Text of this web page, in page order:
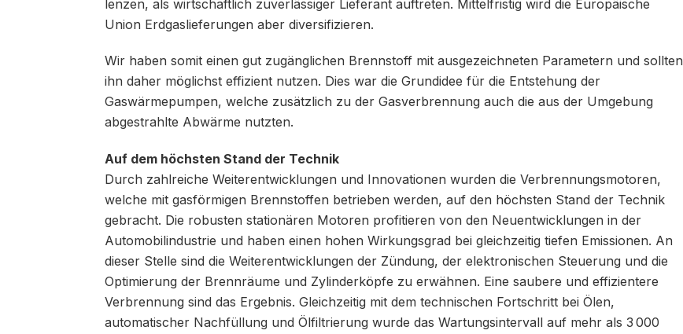
lenzen, als wirtschaftlich zuverlässiger Lieferant auftreten. Mittelfristig wird die Europäische
Union Erdgaslieferungen aber diversifizieren.
Wir haben somit einen gut zugänglichen Brennstoff mit ausgezeichneten Parametern und sollten
ihn daher möglichst effizient nutzen. Dies war die Grundidee für die Entstehung der
Gaswärmepumpen, welche zusätzlich zu der Gasverbrennung auch die aus der Umgebung
abgestrahlte Abwärme nutzten.
Auf dem höchsten Stand der Technik
Durch zahlreiche Weiterentwicklungen und Innovationen wurden die Verbrennungsmotoren,
welche mit gasförmigen Brennstoffen betrieben werden, auf den höchsten Stand der Technik
gebracht. Die robusten stationären Motoren profitieren von den Neuentwicklungen in der
Automobilindustrie und haben einen hohen Wirkungsgrad bei gleichzeitig tiefen Emissionen. An
dieser Stelle sind die Weiterentwicklungen der Zündung, der elektronischen Steuerung und die
Optimierung der Brennräume und Zylinderköpfe zu erwähnen. Eine saubere und effizientere
Verbrennung sind das Ergebnis. Gleichzeitig mit dem technischen Fortschritt bei Ölen,
automatischer Nachfüllung und Ölfiltrierung wurde das Wartungsintervall auf mehr als 3 000